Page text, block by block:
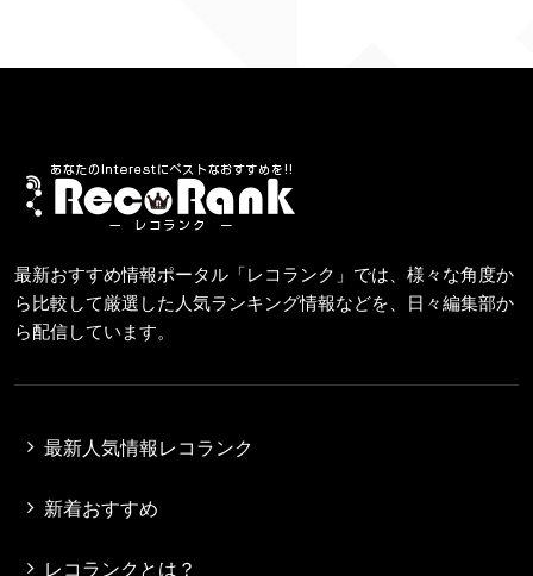
最新おすすめ情報ポータル「レコランク」では、様々な角度か
ら比較して厳選した人気ランキング情報などを、日々編集部か
ら配信しています。
最新人気情報レコランク
新着おすすめ
レコランクとは？